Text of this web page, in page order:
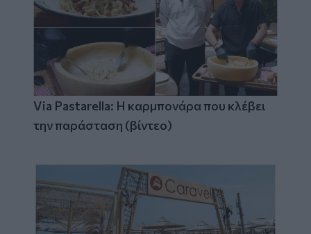
Via Pastarella: Η καρμπονάρα που κλέβει
την παράσταση (βίντεο)